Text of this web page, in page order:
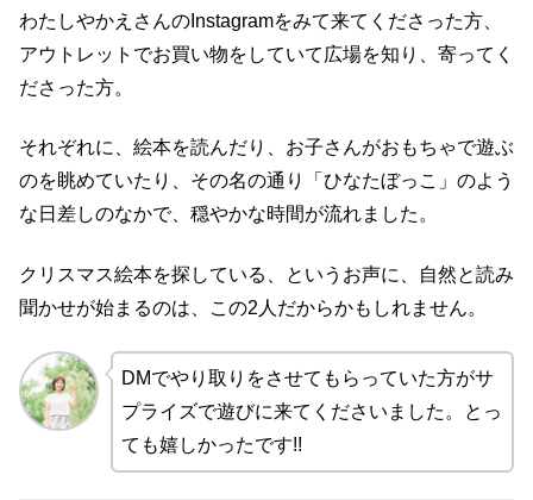
わたしやかえさんのInstagramをみて来てくださった方、
アウトレットでお買い物をしていて広場を知り、寄ってく
ださった方。
それぞれに、絵本を読んだり、お子さんがおもちゃで遊ぶ
のを眺めていたり、その名の通り「ひなたぼっこ」のよう
な日差しのなかで、穏やかな時間が流れました。
クリスマス絵本を探している、というお声に、自然と読み
聞かせが始まるのは、この2人だからかもしれません。
DMでやり取りをさせてもらっていた方がサ
プライズで遊びに来てくださいました。とっ
ても嬉しかったです!!